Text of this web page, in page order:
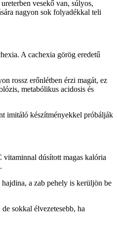
vesekő van, súlyos,
nagyon sok folyadékkal teli
A cachexia görög eredetű
rossz erőnlétben érzi magát, ez
metabólikus acidosis és
imitáló készítményekkel próbálják
dúsított magas kalória
a zab pehely is kerüljön be
sokkal élvezetesebb, ha